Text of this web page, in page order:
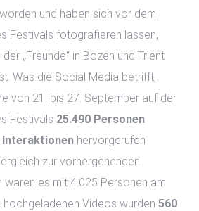
und haben sich vor dem
Festivals fotografieren lassen,
„Freunde“ in Bozen und Trient
Was die Social Media betrifft,
von 21. bis 27. September auf der
Festivals 25.490 Personen
Interaktionen hervorgerufen
zur vorhergehenden
waren es mit 4.025 Personen am
hochgeladenen Videos wurden 560